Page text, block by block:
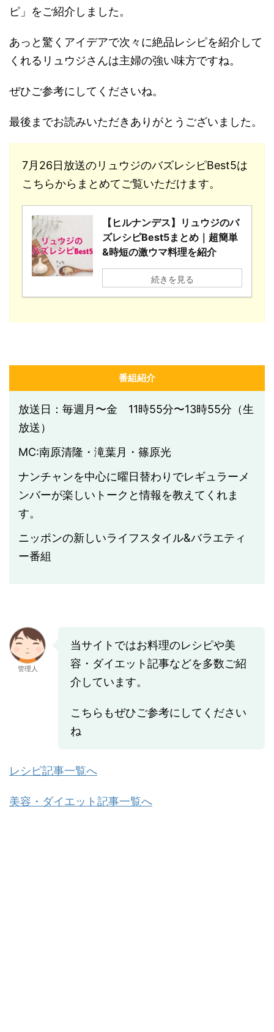
ピ」をご紹介しました。
あっと驚くアイデアで次々に絶品レシピを紹介して
くれるリュウジさんは主婦の強い味方ですね。
ぜひご参考にしてくださいね。
最後までお読みいただきありがとうございました。
7月26日放送のリュウジのバズレシピBest5は
こちらからまとめてご覧いただけます。
【ヒルナンデス】リュウジのバ
ズレシピBest5まとめ｜超簡単
&時短の激ウマ料理を紹介
続きを見る
番組紹介
放送日：毎週月〜金 11時55分〜13時55分（生
放送）
MC:南原清隆・滝葉月・篠原光
ナンチャンを中心に曜日替わりでレギュラーメ
ンバーが楽しいトークと情報を教えてくれま
す。
ニッポンの新しいライフスタイル&バラエティ
ー番組
管理人
当サイトではお料理のレシピや美
容・ダイエット記事などを多数ご紹
介しています。
こちらもぜひご参考にしてください
ね
レシピ記事一覧へ
美容・ダイエット記事一覧へ